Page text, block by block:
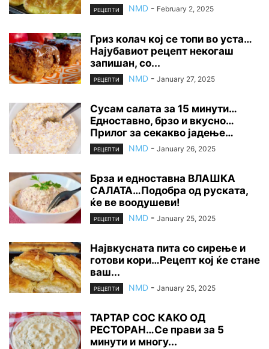
РЕЦЕПТИ NMD - February 2, 2025
Гриз колач кој се топи во уста…
Најубавиот рецепт некогаш
запишан, со...
РЕЦЕПТИ NMD - January 27, 2025
Сусам салата за 15 минути…
Едноставно, брзо и вкусно…
Прилог за секакво јадење…
РЕЦЕПТИ NMD - January 26, 2025
Брза и едноставна ВЛАШКА
САЛАТА…Подобра од руската,
ќе ве воодушеви!
РЕЦЕПТИ NMD - January 25, 2025
Највкусната пита со сирење и
готови кори…Рецепт кој ќе стане
ваш...
РЕЦЕПТИ NMD - January 25, 2025
ТАРТАР СОС КАКО ОД
РЕСТОРАН…Се прави за 5
минути и многу...